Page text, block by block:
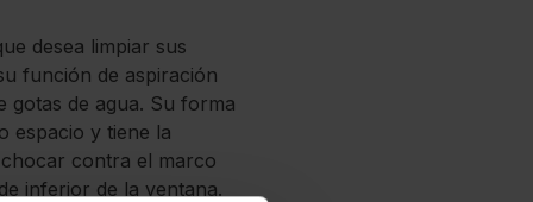
desea limpiar sus
función de aspiración
gotas de agua. Su forma
espacio y tiene la
contra el marco
inferior de la ventana.